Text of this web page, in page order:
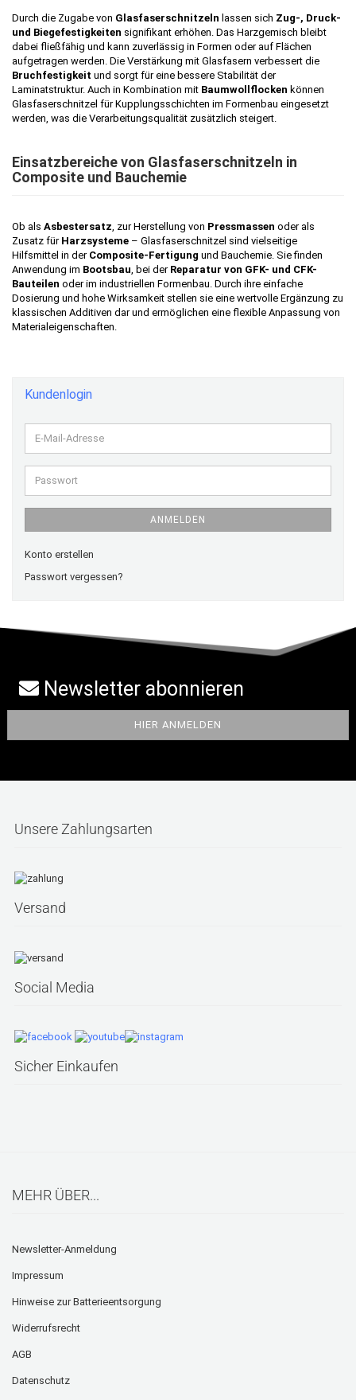
Durch die Zugabe von Glasfaserschnitzeln lassen sich Zug-, Druck-
und Biegefestigkeiten signifikant erhöhen. Das Harzgemisch bleibt
dabei fließfähig und kann zuverlässig in Formen oder auf Flächen
aufgetragen werden. Die Verstärkung mit Glasfasern verbessert die
Bruchfestigkeit und sorgt für eine bessere Stabilität der
Laminatstruktur. Auch in Kombination mit Baumwollflocken können
Glasfaserschnitzel für Kupplungsschichten im Formenbau eingesetzt
werden, was die Verarbeitungsqualität zusätzlich steigert.
Einsatzbereiche von Glasfaserschnitzeln in
Composite und Bauchemie
Ob als Asbestersatz , zur Herstellung von Pressmassen oder als
Zusatz für Harzsysteme – Glasfaserschnitzel sind vielseitige
Hilfsmittel in der Composite-Fertigung und Bauchemie. Sie finden
Anwendung im Bootsbau , bei der Reparatur von GFK- und CFK-
Bauteilen oder im industriellen Formenbau. Durch ihre einfache
Dosierung und hohe Wirksamkeit stellen sie eine wertvolle Ergänzung zu
klassischen Additiven dar und ermöglichen eine flexible Anpassung von
Materialeigenschaften.
Kundenlogin
E-
Mail-
Adresse
Passwort
ANMELDEN
Konto erstellen
Passwort vergessen?
Newsletter abonnieren
Unsere Zahlungsarten
Versand
Social Media
Sicher Einkaufen
MEHR ÜBER...
Newsletter-Anmeldung
Impressum
Hinweise zur Batterieentsorgung
Widerrufsrecht
AGB
Datenschutz